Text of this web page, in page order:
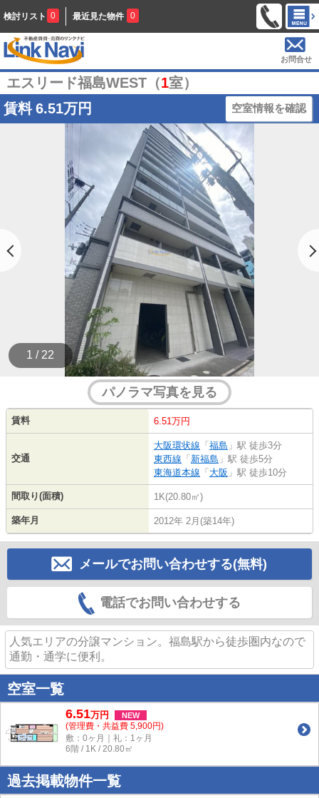
検討リスト 0 最近見た物件 0
お問合せ
エスリード福島WEST（1室）
賃料 6.51万円 空室情報を確認
1 / 22
パノラマ写真を見る
賃料 6.51万円
交通
大阪環状線 「 福島 」駅 徒歩3分
東西線 「 新福島 」駅 徒歩5分
東海道本線 「 大阪 」駅 徒歩10分
間取り(面積) 1K(20.80㎡)
築年月 2012年 2月(築14年)
メールでお問い合わせする(無料)
電話でお問い合わせする
人気エリアの分譲マンション。福島駅から徒歩圏内なので
通勤・通学に便利。
空室一覧
6.51万円 NEW
(管理費・共益費 5,900円)
敷：0ヶ月｜礼：1ヶ月
6階 / 1K / 20.80㎡
過去掲載物件一覧